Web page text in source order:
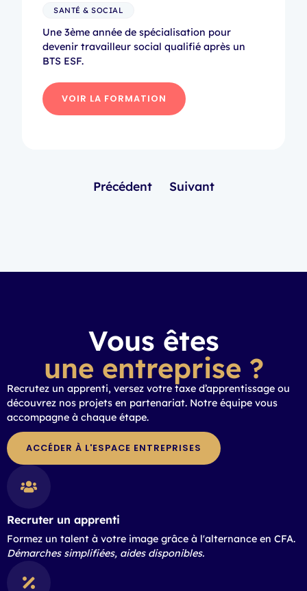
SANTÉ & SOCIAL
Une 3ème année de spécialisation pour
devenir travailleur social qualifié après un
BTS ESF.
VOIR LA FORMATION
Précédent Suivant
Vous êtes
une entreprise ?
Recrutez un apprenti, versez votre taxe d’apprentissage ou
découvrez nos projets en partenariat. Notre équipe vous
accompagne à chaque étape.
ACCÉDER À L'ESPACE ENTREPRISES
Recruter un apprenti
Formez un talent à votre image grâce à l'alternance en CFA.
Démarches simplifiées, aides disponibles.